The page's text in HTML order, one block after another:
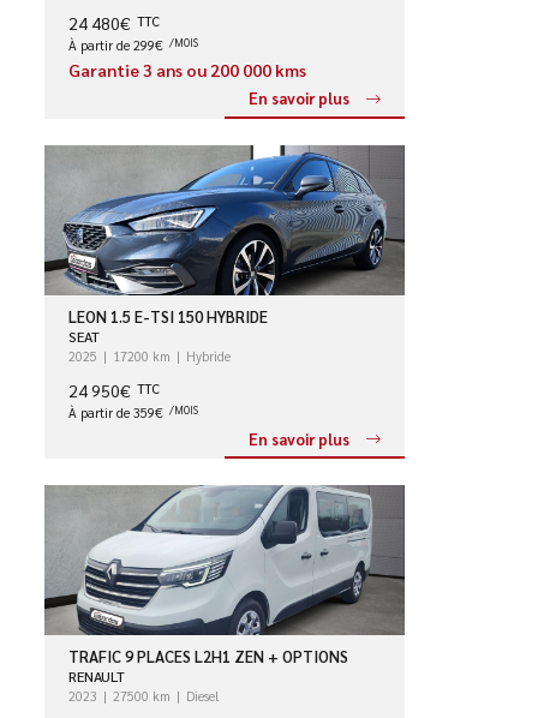
24 480€ TTC
À partir de 299€ /MOIS
Garantie 3 ans ou 200 000 kms
En savoir plus
LEON 1.5 E-TSI 150 HYBRIDE
SEAT
2025 17200 km Hybride
24 950€ TTC
À partir de 359€ /MOIS
En savoir plus
TRAFIC 9 PLACES L2H1 ZEN + OPTIONS
RENAULT
2023 27500 km Diesel